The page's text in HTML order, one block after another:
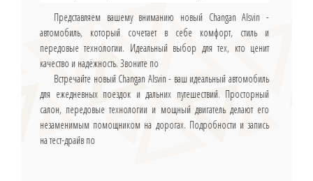
Представляем вашему вниманию новый Changan Alsvin -
автомобиль, который сочетает в себе комфорт, стиль и
передовые технологии. Идеальный выбор для тех, кто ценит
качество и надёжность. Звоните по
Встречайте новый Changan Alsvin - ваш идеальный автомобиль
для ежедневных поездок и дальних путешествий. Просторный
салон, передовые технологии и мощный двигатель делают его
незаменимым помощником на дорогах. Подробности и запись
на тест-драйв по